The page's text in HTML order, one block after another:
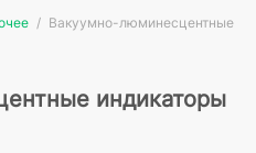
Вакуумно-люминесцентные
индикаторы